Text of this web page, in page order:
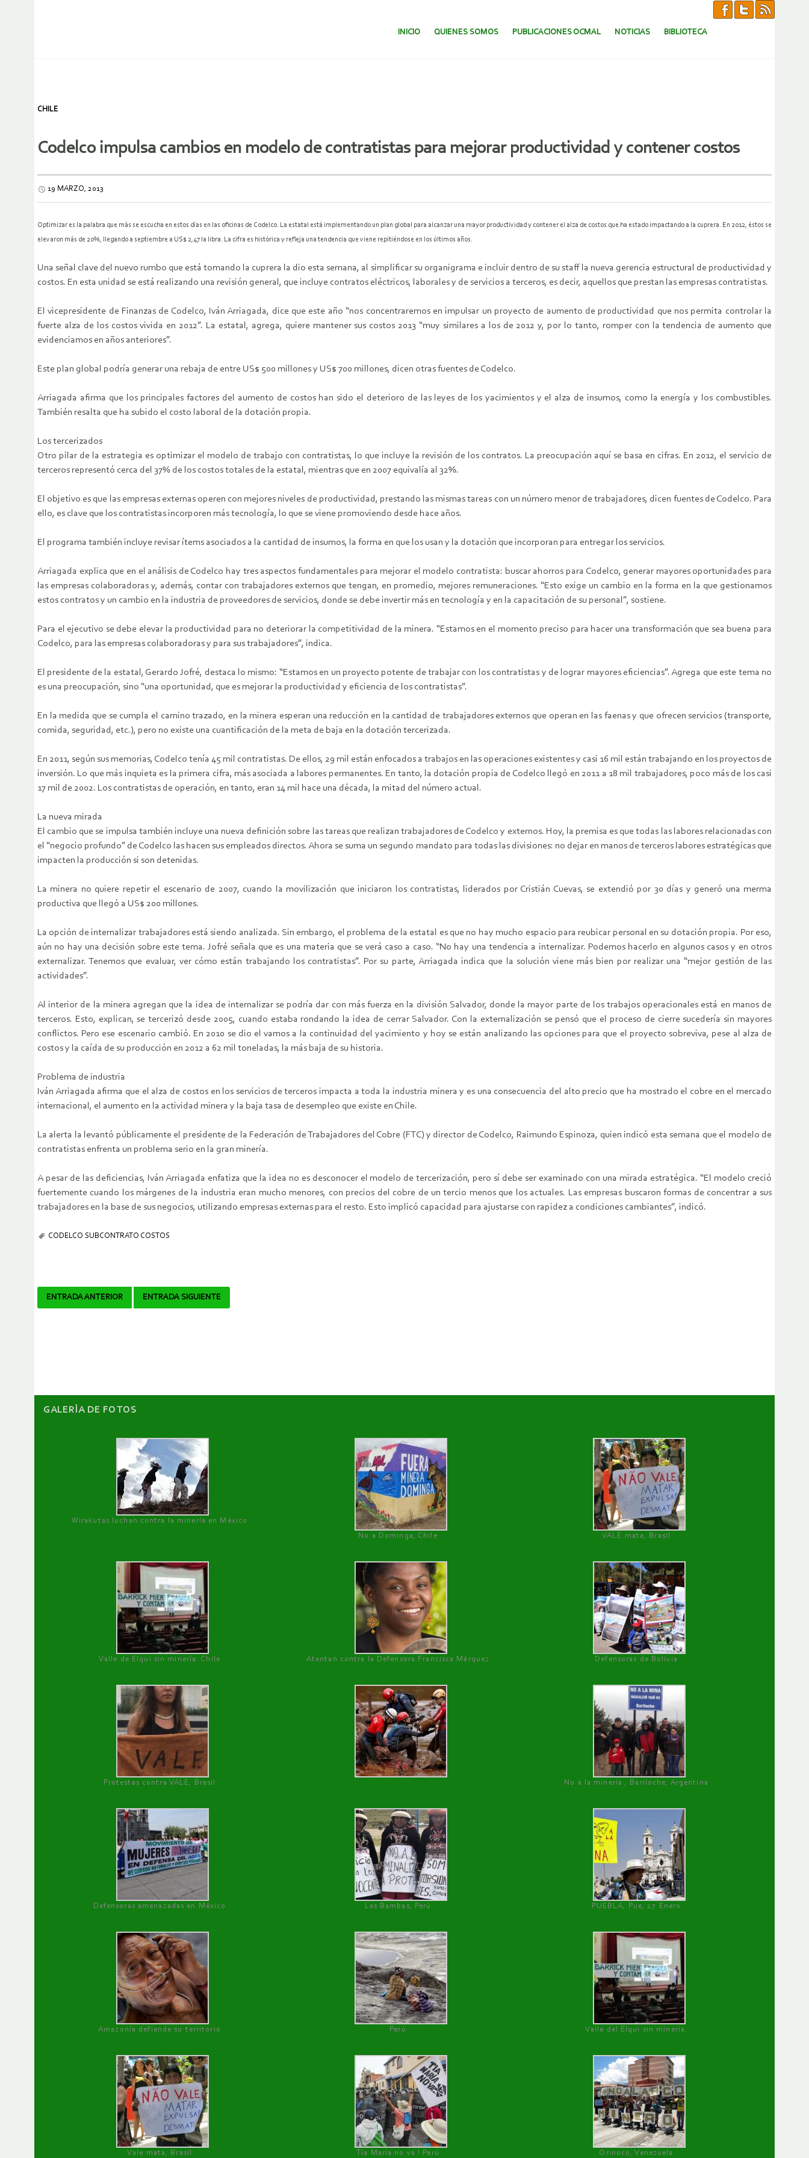
SALTAR AL CONTENIDO.
INICIO QUIENES SOMOS PUBLICACIONES OCMAL NOTICIAS BIBLIOTECA
CHILE
Codelco impulsa cambios en modelo de contratistas para mejorar productividad y contener costos
19 MARZO, 2013
Optimizar es la palabra que más se escucha en estos días en las oficinas de Codelco. La estatal está implementando un plan global para alcanzar una mayor productividad y contener el alza de costos que ha estado impactando a la cuprera. En 2012, éstos se
elevaron más de 20%, llegando a septiembre a US$ 2,47 la libra. La cifra es histórica y refleja una tendencia que viene repitiéndose en los últimos años.
Una señal clave del nuevo rumbo que está tomando la cuprera la dio esta semana, al simplificar su organigrama e incluir dentro de su staff la nueva gerencia estructural de productividad y
costos. En esta unidad se está realizando una revisión general, que incluye contratos eléctricos, laborales y de servicios a terceros, es decir, aquellos que prestan las empresas contratistas.
El vicepresidente de Finanzas de Codelco, Iván Arriagada, dice que este año “nos concentraremos en impulsar un proyecto de aumento de productividad que nos permita controlar la
fuerte alza de los costos vivida en 2012”. La estatal, agrega, quiere mantener sus costos 2013 “muy similares a los de 2012 y, por lo tanto, romper con la tendencia de aumento que
evidenciamos en años anteriores”.
Este plan global podría generar una rebaja de entre US$ 500 millones y US$ 700 millones, dicen otras fuentes de Codelco.
Arriagada afirma que los principales factores del aumento de costos han sido el deterioro de las leyes de los yacimientos y el alza de insumos, como la energía y los combustibles.
También resalta que ha subido el costo laboral de la dotación propia.
Los tercerizados
Otro pilar de la estrategia es optimizar el modelo de trabajo con contratistas, lo que incluye la revisión de los contratos. La preocupación aquí se basa en cifras. En 2012, el servicio de
terceros representó cerca del 37% de los costos totales de la estatal, mientras que en 2007 equivalía al 32%.
El objetivo es que las empresas externas operen con mejores niveles de productividad, prestando las mismas tareas con un número menor de trabajadores, dicen fuentes de Codelco. Para
ello, es clave que los contratistas incorporen más tecnología, lo que se viene promoviendo desde hace años.
El programa también incluye revisar ítems asociados a la cantidad de insumos, la forma en que los usan y la dotación que incorporan para entregar los servicios.
Arriagada explica que en el análisis de Codelco hay tres aspectos fundamentales para mejorar el modelo contratista: buscar ahorros para Codelco, generar mayores oportunidades para
las empresas colaboradoras y, además, contar con trabajadores externos que tengan, en promedio, mejores remuneraciones. “Esto exige un cambio en la forma en la que gestionamos
estos contratos y un cambio en la industria de proveedores de servicios, donde se debe invertir más en tecnología y en la capacitación de su personal”, sostiene.
Para el ejecutivo se debe elevar la productividad para no deteriorar la competitividad de la minera. “Estamos en el momento preciso para hacer una transformación que sea buena para
Codelco, para las empresas colaboradoras y para sus trabajadores”, indica.
El presidente de la estatal, Gerardo Jofré, destaca lo mismo: “Estamos en un proyecto potente de trabajar con los contratistas y de lograr mayores eficiencias”. Agrega que este tema no
es una preocupación, sino “una oportunidad, que es mejorar la productividad y eficiencia de los contratistas”.
En la medida que se cumpla el camino trazado, en la minera esperan una reducción en la cantidad de trabajadores externos que operan en las faenas y que ofrecen servicios (transporte,
comida, seguridad, etc.), pero no existe una cuantificación de la meta de baja en la dotación tercerizada.
En 2011, según sus memorias, Codelco tenía 45 mil contratistas. De ellos, 29 mil están enfocados a trabajos en las operaciones existentes y casi 16 mil están trabajando en los proyectos de
inversión. Lo que más inquieta es la primera cifra, más asociada a labores permanentes. En tanto, la dotación propia de Codelco llegó en 2011 a 18 mil trabajadores, poco más de los casi
17 mil de 2002. Los contratistas de operación, en tanto, eran 14 mil hace una década, la mitad del número actual.
La nueva mirada
El cambio que se impulsa también incluye una nueva definición sobre las tareas que realizan trabajadores de Codelco y externos. Hoy, la premisa es que todas las labores relacionadas con
el “negocio profundo” de Codelco las hacen sus empleados directos. Ahora se suma un segundo mandato para todas las divisiones: no dejar en manos de terceros labores estratégicas que
impacten la producción si son detenidas.
La minera no quiere repetir el escenario de 2007, cuando la movilización que iniciaron los contratistas, liderados por Cristián Cuevas, se extendió por 30 días y generó una merma
productiva que llegó a US$ 200 millones.
La opción de internalizar trabajadores está siendo analizada. Sin embargo, el problema de la estatal es que no hay mucho espacio para reubicar personal en su dotación propia. Por eso,
aún no hay una decisión sobre este tema. Jofré señala que es una materia que se verá caso a caso. “No hay una tendencia a internalizar. Podemos hacerlo en algunos casos y en otros
externalizar. Tenemos que evaluar, ver cómo están trabajando los contratistas”. Por su parte, Arriagada indica que la solución viene más bien por realizar una “mejor gestión de las
actividades”.
Al interior de la minera agregan que la idea de internalizar se podría dar con más fuerza en la división Salvador, donde la mayor parte de los trabajos operacionales está en manos de
terceros. Esto, explican, se tercerizó desde 2005, cuando estaba rondando la idea de cerrar Salvador. Con la externalización se pensó que el proceso de cierre sucedería sin mayores
conflictos. Pero ese escenario cambió. En 2010 se dio el vamos a la continuidad del yacimiento y hoy se están analizando las opciones para que el proyecto sobreviva, pese al alza de
costos y la caída de su producción en 2012 a 62 mil toneladas, la más baja de su historia.
Problema de industria
Iván Arriagada afirma que el alza de costos en los servicios de terceros impacta a toda la industria minera y es una consecuencia del alto precio que ha mostrado el cobre en el mercado
internacional, el aumento en la actividad minera y la baja tasa de desempleo que existe en Chile.
La alerta la levantó públicamente el presidente de la Federación de Trabajadores del Cobre (FTC) y director de Codelco, Raimundo Espinoza, quien indicó esta semana que el modelo de
contratistas enfrenta un problema serio en la gran minería.
A pesar de las deficiencias, Iván Arriagada enfatiza que la idea no es desconocer el modelo de tercerización, pero sí debe ser examinado con una mirada estratégica. “El modelo creció
fuertemente cuando los márgenes de la industria eran mucho menores, con precios del cobre de un tercio menos que los actuales. Las empresas buscaron formas de concentrar a sus
trabajadores en la base de sus negocios, utilizando empresas externas para el resto. Esto implicó capacidad para ajustarse con rapidez a condiciones cambiantes”, indicó.
CODELCO SUBCONTRATO COSTOS
Navegador
ENTRADA ANTERIOR ENTRADA SIGUIENTE
GALERÌA DE FOTOS
Wirakutas luchan contra la minería en México
No a Dominga, Chile
VALE mata, Brasil
Valle de Elqui sin minería. Chile Atentan contra la Defensora Francisca Márquez Defensoras de Bolivia
Protestas contra VALE, Brasil No a la minería , Bariloche, Argentina
Defensoras amenazadas en México Las Bambas, Perú PUEBLA, Pue, 27 Enero
Amazonía defiende su territorio Perú Valle del Elqui sin minería.
Vale mata, Brasil Tía María no va ! Perú Orinoco, Venezuela